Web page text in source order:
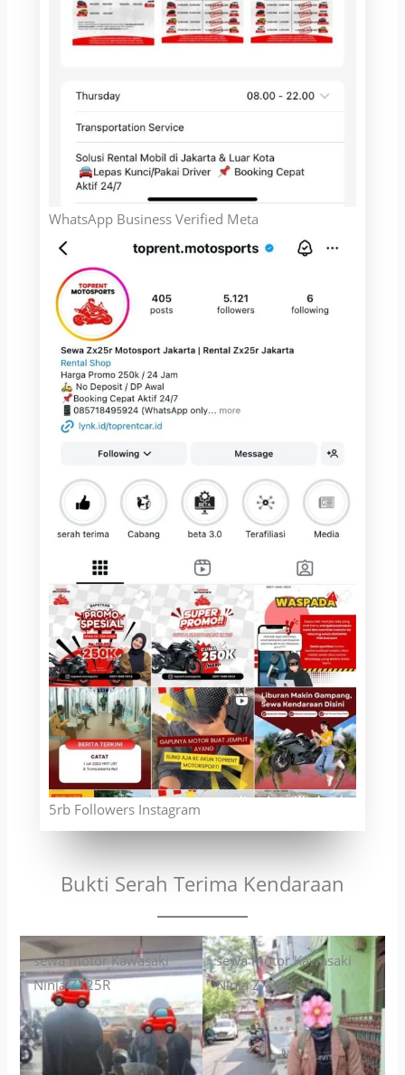
WhatsApp Business Verified Meta
5rb Followers Instagram
Bukti Serah Terima Kendaraan
sewa motor Kawasaki
Ninja ZX25R
sewa motor Kawasaki
Ninja ZX25R